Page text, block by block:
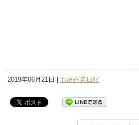
2019年06月21日 | お庭作業日記